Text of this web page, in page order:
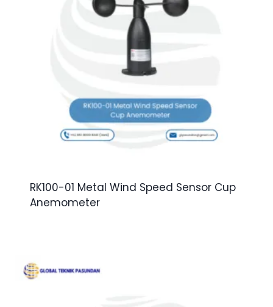
RK100-01 Metal Wind Speed Sensor Cup
Anemometer